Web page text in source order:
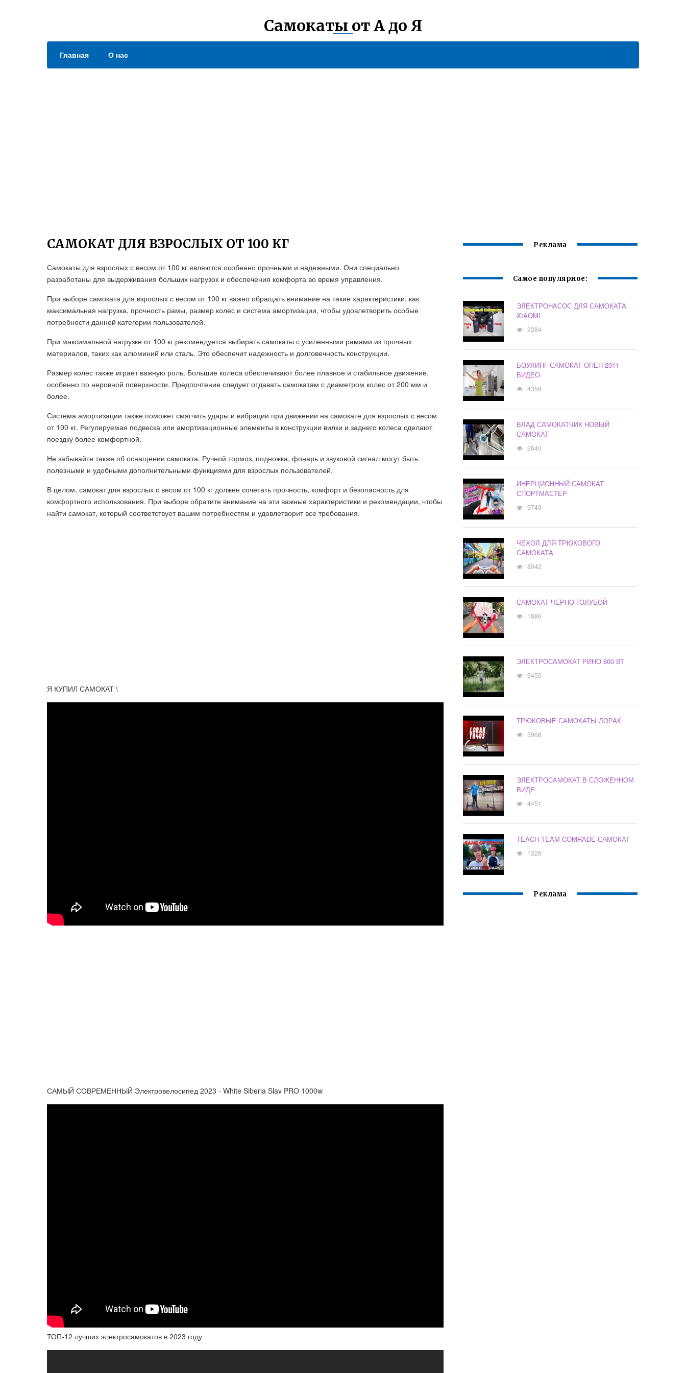
Самокаты от А до Я
Главная О нас
САМОКАТ ДЛЯ ВЗРОСЛЫХ ОТ 100 КГ
Самокаты для взрослых с весом от 100 кг являются особенно прочными и надежными. Они специально
разработаны для выдерживания больших нагрузок и обеспечения комфорта во время управления.
При выборе самоката для взрослых с весом от 100 кг важно обращать внимание на такие характеристики, как
максимальная нагрузка, прочность рамы, размер колес и система амортизации, чтобы удовлетворить особые
потребности данной категории пользователей.
При максимальной нагрузке от 100 кг рекомендуется выбирать самокаты с усиленными рамами из прочных
материалов, таких как алюминий или сталь. Это обеспечит надежность и долговечность конструкции.
Размер колес также играет важную роль. Большие колеса обеспечивают более плавное и стабильное движение,
особенно по неровной поверхности. Предпочтение следует отдавать самокатам с диаметром колес от 200 мм и
более.
Система амортизации также поможет смягчить удары и вибрации при движении на самокате для взрослых с весом
от 100 кг. Регулируемая подвеска или амортизационные элементы в конструкции вилки и заднего колеса сделают
поездку более комфортной.
Не забывайте также об оснащении самоката. Ручной тормоз, подножка, фонарь и звуковой сигнал могут быть
полезными и удобными дополнительными функциями для взрослых пользователей.
В целом, самокат для взрослых с весом от 100 кг должен сочетать прочность, комфорт и безопасность для
комфортного использования. При выборе обратите внимание на эти важные характеристики и рекомендации, чтобы
найти самокат, который соответствует вашим потребностям и удовлетворит все требования.
Я КУПИЛ САМОКАТ \
САМЫЙ СОВРЕМЕННЫЙ Электровелосипед 2023 - White Siberia Slav PRO 1000w
ТОП-12 лучших электросамокатов в 2023 году
Реклама
Самое популярное:
ЭЛЕКТРОНАСОС ДЛЯ САМОКАТА
XIAOMI
2284
БОУЛИНГ САМОКАТ ОПЕН 2011
ВИДЕО
4358
ВЛАД САМОКАТЧИК НОВЫЙ
САМОКАТ
2640
ИНЕРЦИОННЫЙ САМОКАТ
СПОРТМАСТЕР
9749
ЧЕХОЛ ДЛЯ ТРЮКОВОГО
САМОКАТА
8042
САМОКАТ ЧЕРНО ГОЛУБОЙ
1886
ЭЛЕКТРОСАМОКАТ РИНО 800 ВТ
9450
ТРЮКОВЫЕ САМОКАТЫ ЛОРАК
5968
ЭЛЕКТРОСАМОКАТ В СЛОЖЕННОМ
ВИДЕ
4451
TEACH TEAM COMRADE САМОКАТ
1326
Реклама